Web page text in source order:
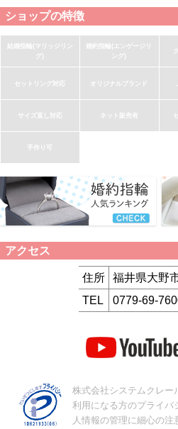
ショップの特徴
結婚指輪(マリッジリン
グ)
婚約指輪(エンゲージリ
ング)
セットリング対応 オリジナルブランド
サイズ直し対応 ネット販売有
手作り可
アクセス
住所
福井県大野
TEL
0779-69-
株式会社システムクレー
利用になる方のプライバ
人情報の管理に細心の注